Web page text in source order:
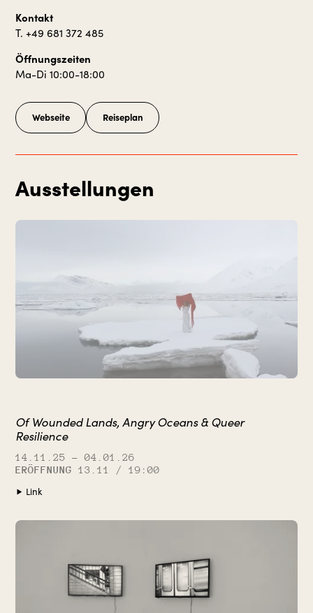
Kontakt
T. +49 681 372 485
Öffnungszeiten
Ma-Di 10:00-18:00
Webseite Reiseplan
Ausstellungen
Of Wounded Lands, Angry Oceans & Queer
Resilience
14.11.25 – 04.01.26
ERÖFFNUNG
13.11 / 19:00
Link